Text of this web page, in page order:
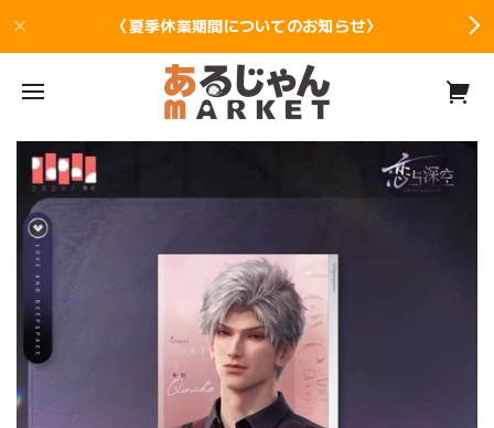
〈夏季休業期間についてのお知らせ〉